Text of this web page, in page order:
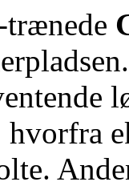
trænede
hvorfra